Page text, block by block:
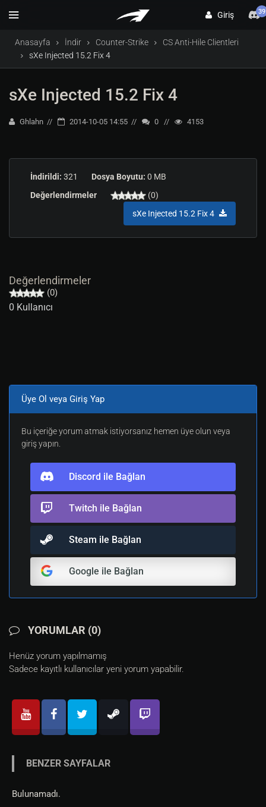
Giriş 39
Anasayfa İndir Counter-Strike
CS Anti-Hile Clientleri
sXe Injected 15.2 Fix 4
sXe Injected 15.2 Fix 4
Ghlahn 2014-10-05 14:55 0 4153
İndirildi: 321 Dosya Boyutu: 0 MB
Değerlendirmeler
(0)
sXe Injected 15.2 Fix 4
Değerlendirmeler
(0)
0 Kullanıcı
Üye Ol veya Giriş Yap
Bu içeriğe yorum atmak istiyorsanız hemen üye olun veya
giriş yapın.
Discord ile Bağlan
Twitch ile Bağlan
Steam ile Bağlan
Google ile Bağlan
YORUMLAR (0)
Henüz yorum yapılmamış
Sadece kayıtlı kullanıcılar yeni yorum yapabilir.
BENZER SAYFALAR
Bulunamadı.